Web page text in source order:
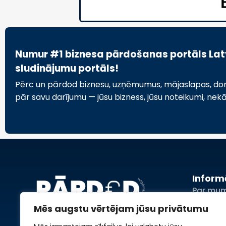
Mēs augstu vērtējam jūsu privātumu
Numur #1 biznesa pārdošanas portāls
sludinājumu portāls!
Pērc un pārdod biznesu, uzņēmumus, mājaslapas,
pār savu darījumu — jūsu bizness, jūsu noteikumi,
Par